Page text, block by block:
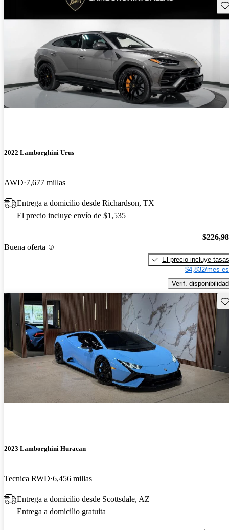
2022 Lamborghini Urus
AWD 7,677 millas
Entrega a domicilio desde Richardson, TX
El precio incluye envío de $1,535
Buena oferta
El precio incluye tasas
$4,832/mes
Verif. disponibilidad
2023 Lamborghini Huracan
Tecnica RWD 6,456 millas
Entrega a domicilio desde Scottsdale, AZ
Entrega a domicilio gratuita